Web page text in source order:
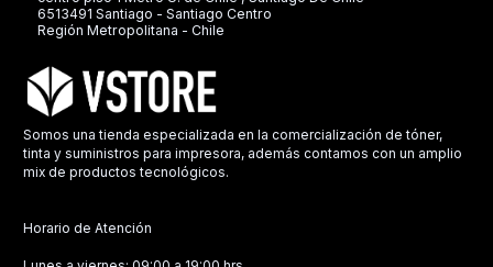
6513491 Santiago - Santiago Centro
Región Metropolitana - Chile
Somos una tienda especializada en la comercialización de tóner,
tinta y suministros para impresora, además contamos con un amplio
mix de productos tecnológicos.
Horario de Atención